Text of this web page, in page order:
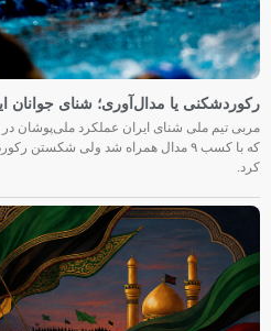
رکوردشکنی یا مدال‌آوری؛ شنای جوانان
مربی تیم ملی شنای ایران عملکرد ملی‌پوشان
که با کسب ۹ مدال همراه شد ولی شکستن
کرد.